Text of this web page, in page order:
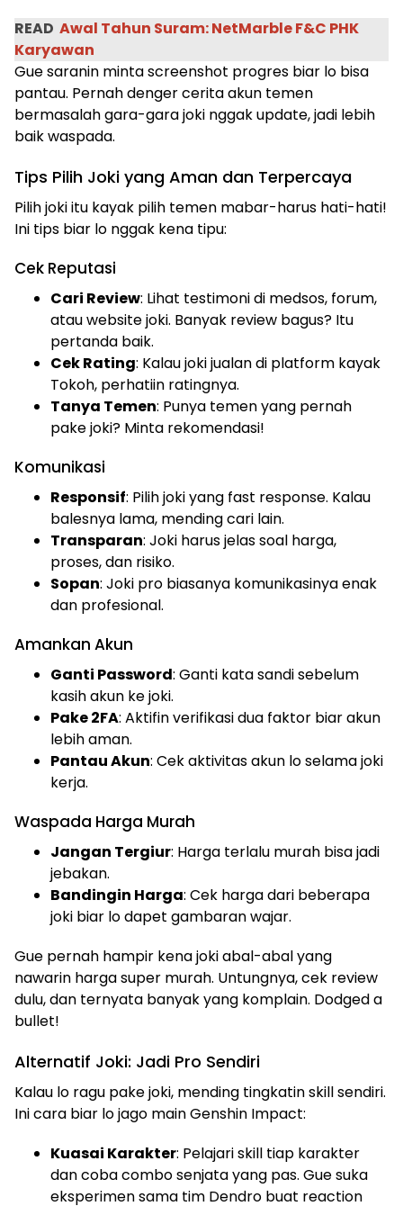
READ Awal Tahun Suram: NetMarble F&C PHK
Karyawan
Gue saranin minta screenshot progres biar lo bisa
pantau. Pernah denger cerita akun temen
bermasalah gara-gara joki nggak update, jadi lebih
baik waspada.
Tips Pilih Joki yang Aman dan Terpercaya
Pilih joki itu kayak pilih temen mabar-harus hati-hati!
Ini tips biar lo nggak kena tipu:
Cek Reputasi
Cari Review: Lihat testimoni di medsos, forum,
atau website joki. Banyak review bagus? Itu
pertanda baik.
Cek Rating: Kalau joki jualan di platform kayak
Tokoh, perhatiin ratingnya.
Tanya Temen: Punya temen yang pernah
pake joki? Minta rekomendasi!
Komunikasi
Responsif: Pilih joki yang fast response. Kalau
balesnya lama, mending cari lain.
Transparan: Joki harus jelas soal harga,
proses, dan risiko.
Sopan: Joki pro biasanya komunikasinya enak
dan profesional.
Amankan Akun
Ganti Password: Ganti kata sandi sebelum
kasih akun ke joki.
Pake 2FA: Aktifin verifikasi dua faktor biar akun
lebih aman.
Pantau Akun: Cek aktivitas akun lo selama joki
kerja.
Waspada Harga Murah
Jangan Tergiur: Harga terlalu murah bisa jadi
jebakan.
Bandingin Harga: Cek harga dari beberapa
joki biar lo dapet gambaran wajar.
Gue pernah hampir kena joki abal-abal yang
nawarin harga super murah. Untungnya, cek review
dulu, dan ternyata banyak yang komplain. Dodged a
bullet!
Alternatif Joki: Jadi Pro Sendiri
Kalau lo ragu pake joki, mending tingkatin skill sendiri.
Ini cara biar lo jago main Genshin Impact:
Kuasai Karakter: Pelajari skill tiap karakter
dan coba combo senjata yang pas. Gue suka
eksperimen sama tim Dendro buat reaction